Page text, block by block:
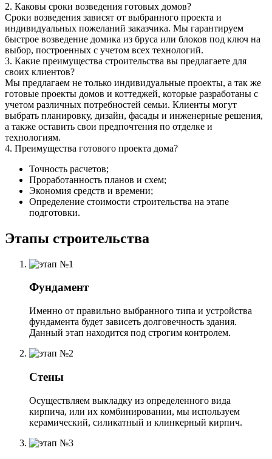
2. Каковы сроки возведения готовых домов?
Сроки возведения зависят от выбранного проекта и
индивидуальных пожеланий заказчика. Мы гарантируем
быстрое возведение домика из бруса или блоков под ключ на
выбор, построенных с учетом всех технологий.
3. Какие преимущества строительства вы предлагаете для
своих клиентов?
Мы предлагаем не только индивидуальные проекты, а так же
готовые проекты домов и коттеджей, которые разработаны с
учетом различных потребностей семьи. Клиенты могут
выбрать планировку, дизайн, фасады и инженерные решения,
а также оставить свои предпочтения по отделке и
технологиям.
4. Преимущества готового проекта дома?
Точность расчетов;
Проработанность планов и схем;
Экономия средств и времени;
Определение стоимости строительства на этапе
подготовки.
Этапы строительства
Фундамент
Именно от правильно выбранного типа и устройства
фундамента будет зависеть долговечность здания.
Данный этап находится под строгим контролем.
Стены
Осуществляем выкладку из определенного вида
кирпича, или их комбинировании, мы используем
керамический, силикатный и клинкерный кирпич.